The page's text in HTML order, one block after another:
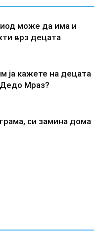
може да има и
врз децата
ја кажете на децата
Дедо Мраз?
си замина дома